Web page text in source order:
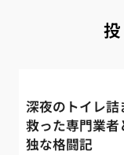
深夜のトイレ詰
救った専門業者
独な格闘記